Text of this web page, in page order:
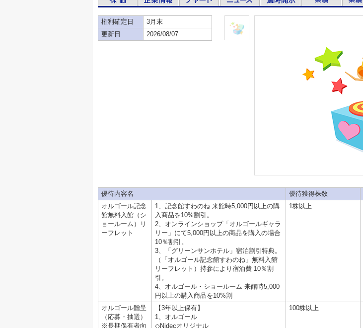
権利確定日
3月末
更新日
2026/08/07
優待内容名 優待獲得株数
オルゴール記念
館無料入館（シ
ョールーム）リ
ーフレット
1、記念館すわのね 来館時5,000円以上の購
入商品を10%割引。
2、オンラインショップ「オルゴールギャラ
リー」にて5,000円以上の商品を購入の場合
10％割引。
3、「グリーンサンホテル」宿泊割引特典。
（「オルゴール記念館すわのね」無料入館
リーフレット）持参により宿泊費 10％割
引。
4、オルゴール・ショールーム 来館時5,000
円以上の購入商品を10%割
1株以上
オルゴール贈呈
（応募・抽選）
※長期保有者向
【3年以上保有】
1、オルゴール
◇Nidecオリジナル
100株以上